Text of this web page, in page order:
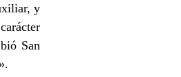
y
San